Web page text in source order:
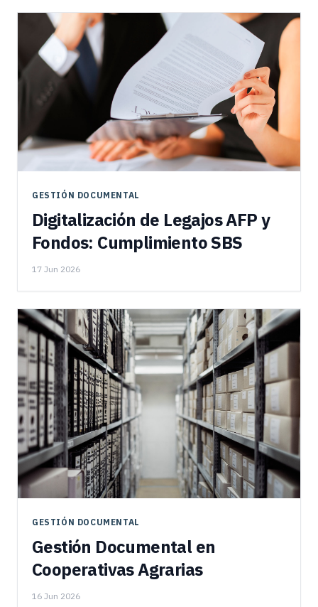
GESTIÓN DOCUMENTAL
Digitalización de Legajos AFP y
Fondos: Cumplimiento SBS
17 Jun 2026
GESTIÓN DOCUMENTAL
Gestión Documental en
Cooperativas Agrarias
16 Jun 2026